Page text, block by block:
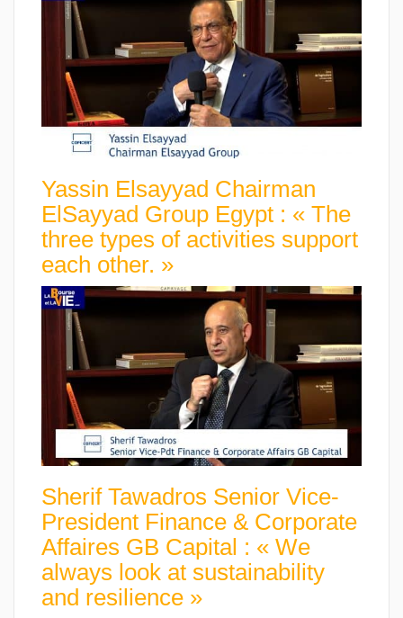
Yassin Elsayyad Chairman
ElSayyad Group Egypt : « The
three types of activities support
each other. »
Sherif Tawadros Senior Vice-
President Finance & Corporate
Affaires GB Capital : « We
always look at sustainability
and resilience »